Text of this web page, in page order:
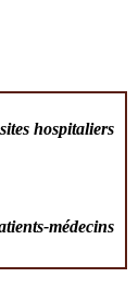
hospitaliers
médecins